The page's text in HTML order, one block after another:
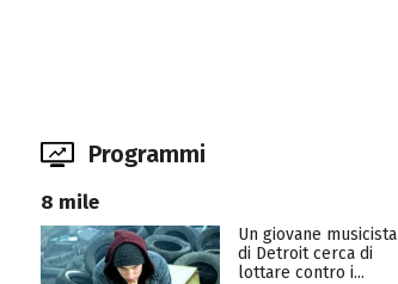
Programmi
8 mile
Un giovane musicista
di Detroit cerca di
lottare contro i...